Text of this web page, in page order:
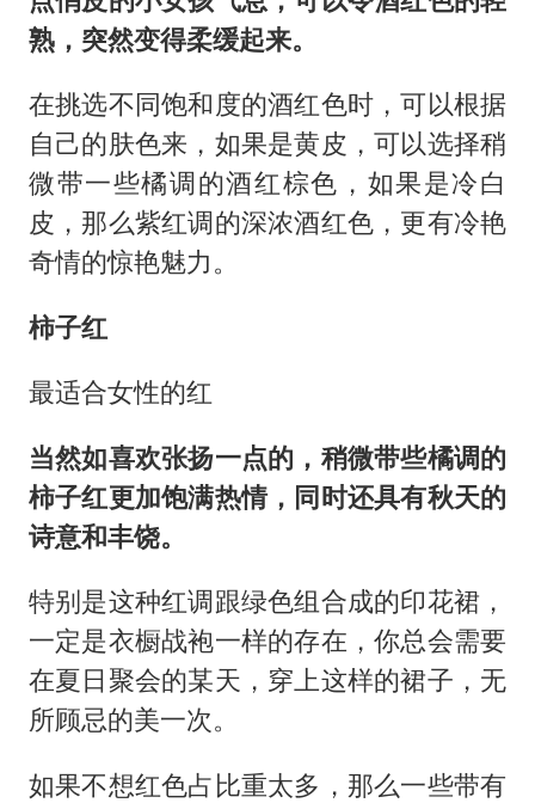
熟，突然变得柔缓起来。
在挑选不同饱和度的酒红色时，可以根据
自己的肤色来，如果是黄皮，可以选择稍
微带一些橘调的酒红棕色，如果是冷白
皮，那么紫红调的深浓酒红色，更有冷艳
奇情的惊艳魅力。
柿子红
最适合女性的红
当然如喜欢张扬一点的，稍微带些橘调的
柿子红更加饱满热情，同时还具有秋天的
诗意和丰饶。
特别是这种红调跟绿色组合成的印花裙，
一定是衣橱战袍一样的存在，你总会需要
在夏日聚会的某天，穿上这样的裙子，无
所顾忌的美一次。
如果不想红色占比重太多，那么一些带有